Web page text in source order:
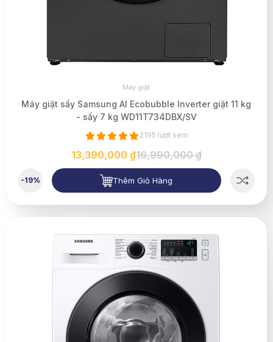
Máy giặt
Máy giặt sấy Samsung AI Ecobubble Inverter giặt 11 kg
- sấy 7 kg WD11T734DBX/SV
2195 lượt xem
13,390,000 ₫16,990,000 ₫
-19% Thêm Giỏ Hàng